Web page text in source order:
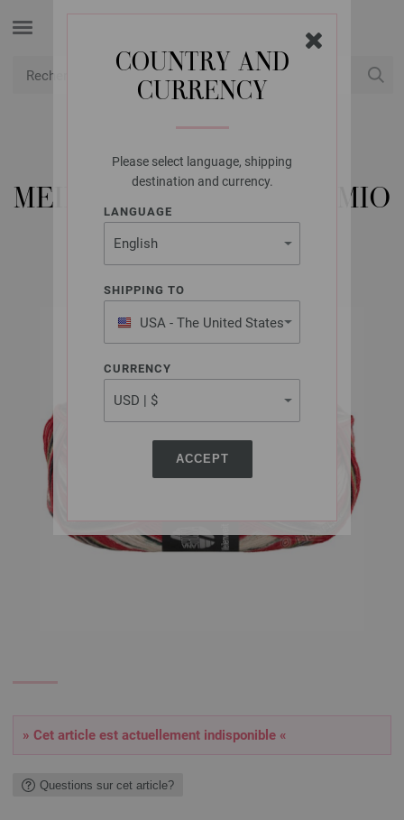
COUNTRY AND
CURRENCY
Please select language, shipping
destination and currency.
LANGUAGE
SHIPPING TO
USA - The United States
of America
CURRENCY
ACCEPT
LANA GROSSA
MEILENWEIT 100G BORMIO
» Cet article est actuellement indisponible «
Questions sur cet article?